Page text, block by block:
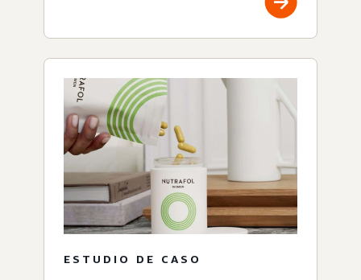
ESTUDIO DE CASO